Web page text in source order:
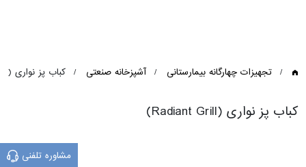
تجهیزات چهارگانه بیمارستانی آشپزخانه صنعتی کباب پز نواری (Radiant Grill)
کباب پز نواری (Radiant Grill)
مشاوره تلفنی